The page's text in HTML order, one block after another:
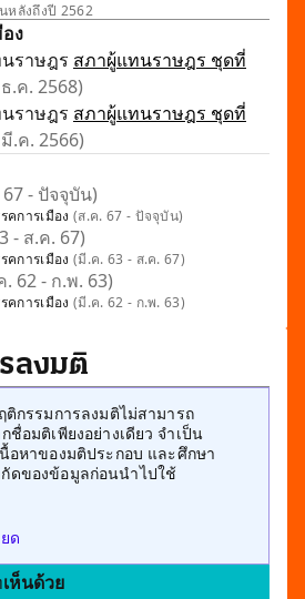
หลังถึงปี 2562
ง
ราษฎร สภาผู้แทนราษฎร ชุดที่
.ค. 2568)
ราษฎร สภาผู้แทนราษฎร ชุดที่
.ค. 2566)
- ปัจจุบัน)
คการเมือง(ส.ค. 67 - ปัจจุบัน)
- ส.ค. 67)
คการเมือง(มี.ค. 63 - ส.ค. 67)
62 - ก.พ. 63)
คการเมือง(มี.ค. 62 - ก.พ. 63)
ลงมติ
ติกรรมการลงมติไม่สามารถ
อมติเพียงอย่างเดียว จำเป็น
อหาของมติประกอบ และศึกษา
ดของข้อมูลก่อนนำไปใช้
ด
เห็นด้วย